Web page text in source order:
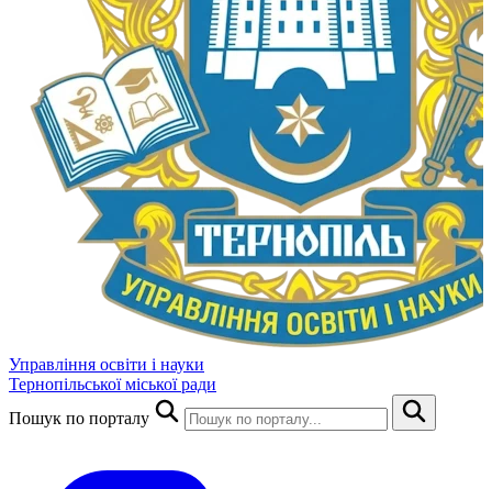
Управління освіти і науки
Тернопільської міської ради
Пошук по порталу